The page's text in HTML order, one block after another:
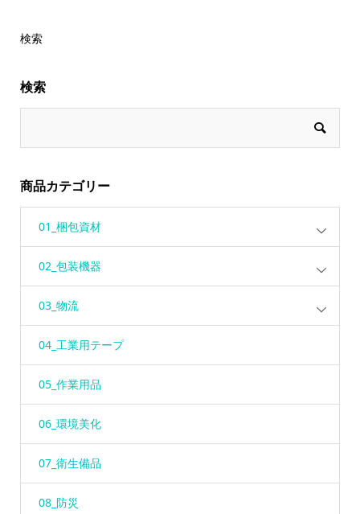
検索
検索
商品カテゴリー
01_梱包資材
02_包装機器
03_物流
04_工業用テープ
05_作業用品
06_環境美化
07_衛生備品
08_防災